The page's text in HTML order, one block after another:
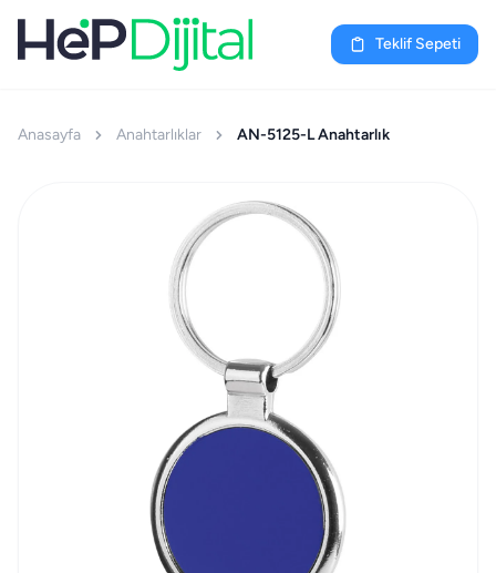
Teklif Sepeti
Anasayfa Anahtarlıklar AN-5125-L Anahtarlık